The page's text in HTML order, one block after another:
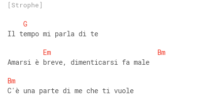
[Strophe]
G
Il tempo mi parla di te
Em
Bm
Amarsi è breve, dimenticarsi fa male
Bm
C'è una parte di me che ti vuole